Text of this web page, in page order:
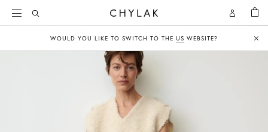
Open
Account
Open
Search
WOULD YOU LIKE TO SWITCH TO THE US WEBSITE?